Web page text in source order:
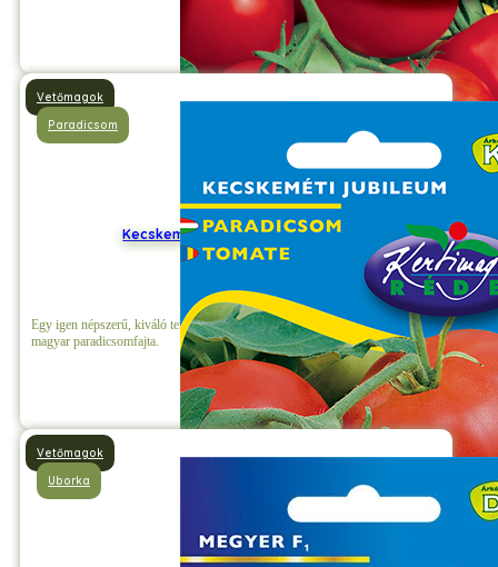
Részletek
Kecskeméti Jubileum Paradicsom
Egy igen népszerű, kiváló termőképességű, determinált (bokor) növekedésű
magyar paradicsomfajta.
Vetőmagok
Paradicsom
Vetőmagok
Uborka